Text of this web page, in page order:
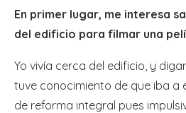
En primer lugar, me interesa
del edificio para filmar una
Yo vivía cerca del edificio, y
tuve conocimiento de que iba a
de reforma integral pues